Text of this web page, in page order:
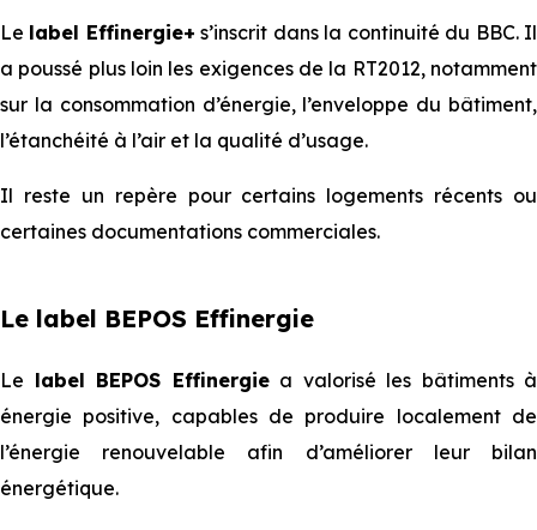
Le label Effinergie+ s’inscrit dans la continuité du BBC. Il
a poussé plus loin les exigences de la RT2012, notamment
sur la consommation d’énergie, l’enveloppe du bâtiment,
l’étanchéité à l’air et la qualité d’usage.
Il reste un repère pour certains logements récents ou
certaines documentations commerciales.
Le label BEPOS Effinergie
Le label BEPOS Effinergiea valorisé les bâtiments à
énergie positive, capables de produire localement de
l’énergie renouvelable afin d’améliorer leur bilan
énergétique.